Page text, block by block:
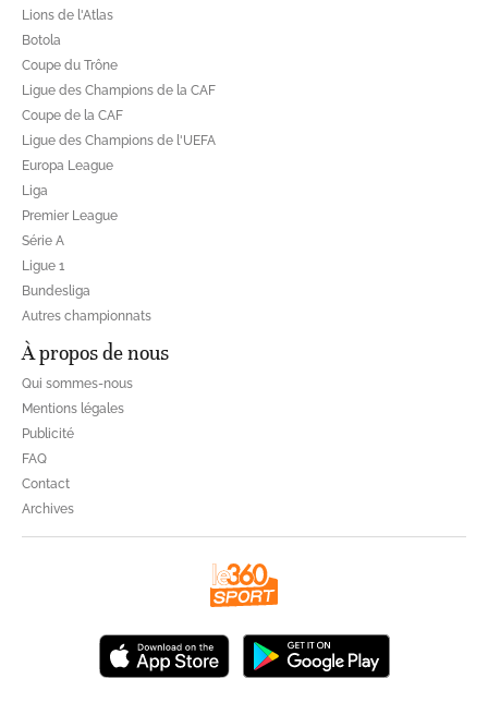
Lions de l'Atlas
Botola
Coupe du Trône
Ligue des Champions de la CAF
Coupe de la CAF
Ligue des Champions de l'UEFA
Europa League
Liga
Premier League
Série A
Ligue 1
Bundesliga
Autres championnats
À propos de nous
Qui sommes-nous
Mentions légales
Publicité
FAQ
Contact
Archives